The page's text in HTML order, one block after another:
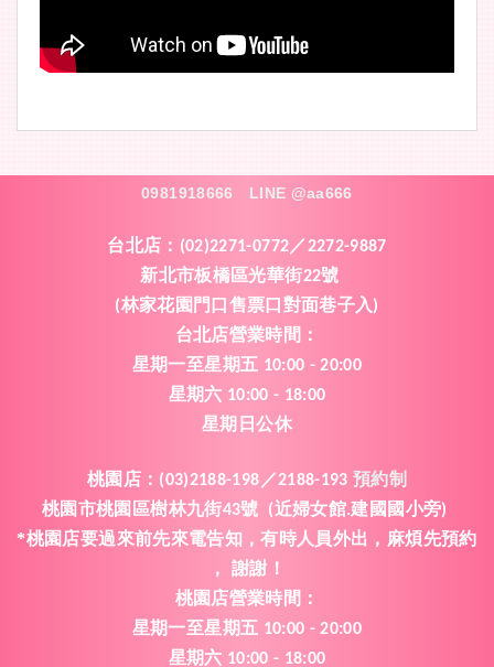
0981918666 LINE @aa666
台北店： (02)2271-0772／2272-9887
新北市板橋區光華街22號
(林家花園門口售票口對面巷子入)
台北店營業時間 ：
星期一至星期五 10:00 - 20:00
星期六 10:00 - 18:00
星期日公休
桃園店： (03)2188-198／2188-193 預約制
桃園市桃園區樹林九街43號 (近婦女館.建國國小旁)
*桃園店要過來前先來電告知 ，有時人員外出 ， 麻煩先預約
， 謝謝 ！
桃園 店營業時間 ：
星期一至星期五 10:00 - 20:00
星期六 10:00 - 18:00